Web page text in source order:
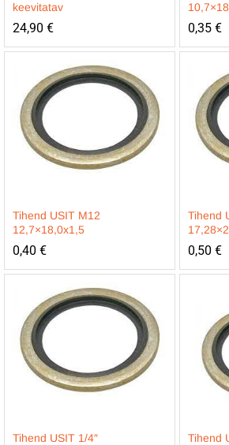
keevitatav
24,90 € 0,35 €
Tihend USIT M12
12,7×18,0x1,5
0,40 €
Tihend
0,50 €
Tihend USIT 1/4″
Tihend